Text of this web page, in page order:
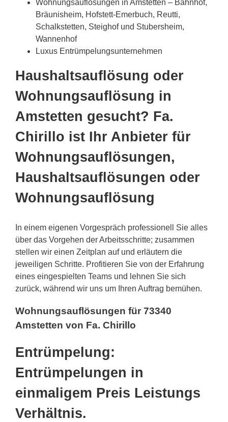
Wohnungsauflösungen in Amstetten – Bahnhof,
Bräunisheim, Hofstett-Emerbuch, Reutti,
Schalkstetten, Steighof und Stubersheim,
Wannenhof
Luxus Entrümpelungsunternehmen
Haushaltsauflösung oder
Wohnungsauflösung in
Amstetten gesucht? Fa.
Chirillo ist Ihr Anbieter für
Wohnungsauflösungen,
Haushaltsauflösungen oder
Wohnungsauflösung
In einem eigenen Vorgespräch professionell Sie alles
über das Vorgehen der Arbeitsschritte; zusammen
stellen wir einen Zeitplan auf und erläutern die
jeweiligen Schritte. Profitieren Sie von der Erfahrung
eines eingespielten Teams und lehnen Sie sich
zurück, während wir uns um Ihren Auftrag bemühen.
Wohnungsauflösungen für 73340
Amstetten von Fa. Chirillo
Entrümpelung:
Entrümpelungen in
einmaligem Preis Leistungs
Verhältnis.